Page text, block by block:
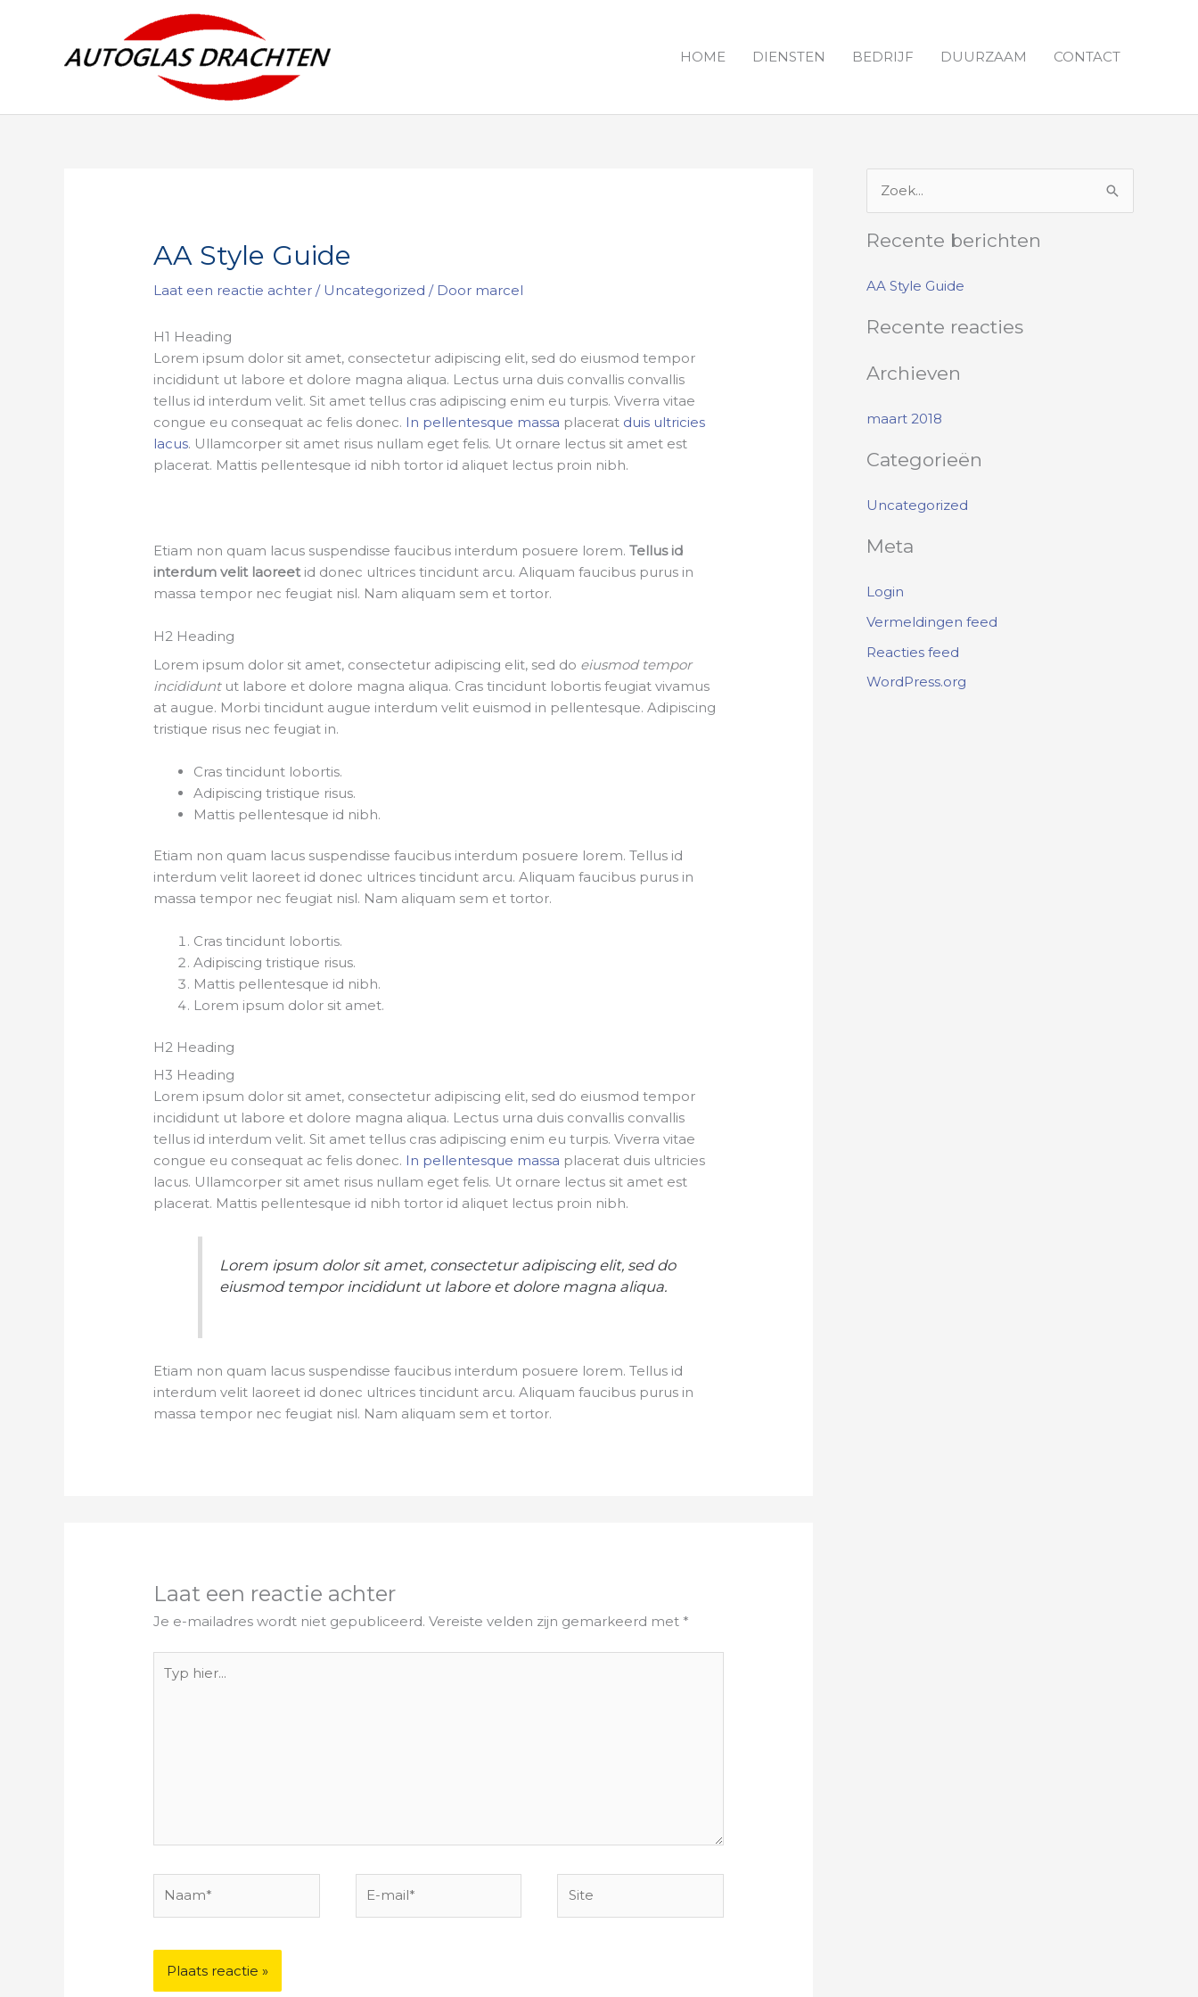
HOME DIENSTEN BEDRIJF DUURZAAM CONTACT
AA Style Guide
Laat een reactie achter / Uncategorized / Door marcel
H1 Heading
Lorem ipsum dolor sit amet, consectetur adipiscing elit, sed do eiusmod tempor
incididunt ut labore et dolore magna aliqua. Lectus urna duis convallis convallis
tellus id interdum velit. Sit amet tellus cras adipiscing enim eu turpis. Viverra vitae
congue eu consequat ac felis donec. In pellentesque massa placerat duis ultricies
lacus. Ullamcorper sit amet risus nullam eget felis. Ut ornare lectus sit amet est
placerat. Mattis pellentesque id nibh tortor id aliquet lectus proin nibh.
Etiam non quam lacus suspendisse faucibus interdum posuere lorem.Tellus id
interdum velit laoreetid donec ultrices tincidunt arcu. Aliquam faucibus purus in
massa tempor nec feugiat nisl. Nam aliquam sem et tortor.
H2 Heading
Lorem ipsum dolor sit amet, consectetur adipiscing elit, sed do eiusmod tempor
incididuntut labore et dolore magna aliqua. Cras tincidunt lobortis feugiat vivamus
at augue. Morbi tincidunt augue interdum velit euismod in pellentesque. Adipiscing
tristique risus nec feugiat in.
Cras tincidunt lobortis.
Adipiscing tristique risus.
Mattis pellentesque id nibh.
Etiam non quam lacus suspendisse faucibus interdum posuere lorem. Tellus id
interdum velit laoreet id donec ultrices tincidunt arcu. Aliquam faucibus purus in
massa tempor nec feugiat nisl. Nam aliquam sem et tortor.
Cras tincidunt lobortis.
Adipiscing tristique risus.
Mattis pellentesque id nibh.
Lorem ipsum dolor sit amet.
H2 Heading
H3 Heading
Lorem ipsum dolor sit amet, consectetur adipiscing elit, sed do eiusmod tempor
incididunt ut labore et dolore magna aliqua. Lectus urna duis convallis convallis
tellus id interdum velit. Sit amet tellus cras adipiscing enim eu turpis. Viverra vitae
congue eu consequat ac felis donec. In pellentesque massa placerat duis ultricies
lacus. Ullamcorper sit amet risus nullam eget felis. Ut ornare lectus sit amet est
placerat. Mattis pellentesque id nibh tortor id aliquet lectus proin nibh.
Lorem ipsum dolor sit amet, consectetur adipiscing elit, sed do
eiusmod tempor incididunt ut labore et dolore magna aliqua.
Etiam non quam lacus suspendisse faucibus interdum posuere lorem. Tellus id
interdum velit laoreet id donec ultrices tincidunt arcu. Aliquam faucibus purus in
massa tempor nec feugiat nisl. Nam aliquam sem et tortor.
Laat een reactie achter
Je e-mailadres wordt niet gepubliceerd. Vereiste velden zijn gemarkeerd met *
hier...
mail*
e
a
r
Recente berichten
AA Style Guide
Recente reacties
Archieven
maart 2018
Categorieën
Uncategorized
Meta
Login
Vermeldingen feed
Reacties feed
WordPress.org